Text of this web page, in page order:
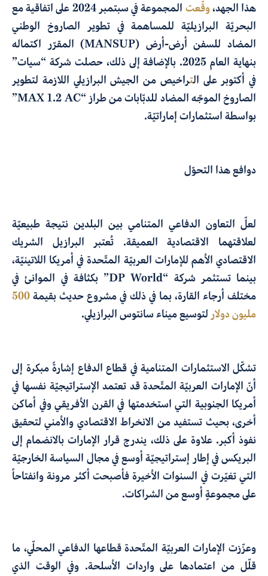
هذا الجهد،وقّعت
المجموعة في سبتمبر 2024 على اتفاقية مع
البحريّة البرازيليّة للمساهمة في تطوير الصاروخ الوطني
المضاد للسفن أرض-أرض (MANSUP) المقرّر اكتماله
بنهاية العام 2025. بالإضافة إلى ذلك، حصلت شركة “سيات”
في أكتوبر على التراخيص من الجيش البرازيلي اللازمة لتطوير
الصاروخ الموجّه المضاد للدبّابات من طراز “MAX 1.2 AC”
بواسطة استثمارات إماراتيّة.
دوافع هذا التحوّل
لعلّ التعاون الدفاعي المتنامي بين البلدين نتيجة طبيعيّة
لعلاقتهما الاقتصادية العميقة. تُعتبر البرازيل الشريك
الاقتصادي الأهم للإمارات العربيّة المتّحدة في أمريكا اللاتينيّة،
بينما تستثمر شركة “DP World” بكثافة في الموانئ في
مختلف أرجاء القارة، بما في ذلك في مشروع حديث بقيمة 500
مليون دولار لتوسيع ميناء سانتوس البرازيلي.
تشكّل الاستثمارات المتنامية في قطاع الدفاع إشارةً مبكرة إلى
أنّ الإمارات العربيّة المتّحدة قد تعتمد الإستراتيجيّة نفسها في
أمريكا الجنوبية التي استخدمتها في القرن الأفريقي وفي أماكن
أخرى، بحيث تستفيد من الانخراط الاقتصادي والأمني لتحقيق
نفوذ أكبر. علاوة على ذلك، يندرج قرار الإمارات بالانضمام إلى
البريكس في إطار إستراتيجيّة أوسع في مجال السياسة الخارجيّة
التي تغيّرت في السنوات الأخيرة فأصبحت أكثر مرونة وانفتاحاً
على مجموعةٍ أوسع من الشراكات.
وعزّزت الإمارات العربيّة المتّحدة قطاعها الدفاعي المحلّي، ما
قلّل من اعتمادها على واردات الأسلحة. وفي الوقت الذي